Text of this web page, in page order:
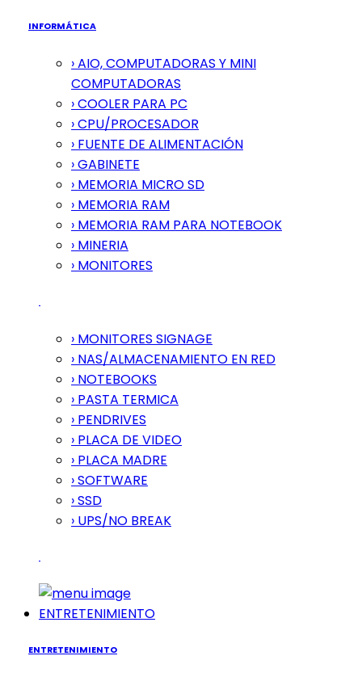
INFORMÁTICA
› AIO, COMPUTADORAS Y MINI
COMPUTADORAS
› COOLER PARA PC
› CPU/PROCESADOR
› FUENTE DE ALIMENTACIÓN
› GABINETE
› MEMORIA MICRO SD
› MEMORIA RAM
› MEMORIA RAM PARA NOTEBOOK
› MINERIA
› MONITORES
› MONITORES SIGNAGE
› NAS/ALMACENAMIENTO EN RED
› NOTEBOOKS
› PASTA TERMICA
› PENDRIVES
› PLACA DE VIDEO
› PLACA MADRE
› SOFTWARE
› SSD
› UPS/NO BREAK
ENTRETENIMIENTO
ENTRETENIMIENTO